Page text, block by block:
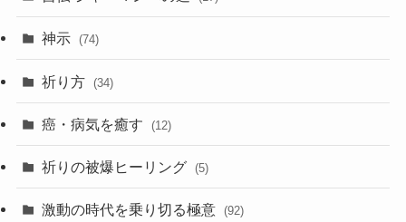
神示 (74)
祈り方 (34)
癌・病気を癒す (12)
祈りの被爆ヒーリング (5)
激動の時代を乗り切る極意 (92)